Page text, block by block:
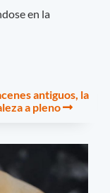
en la
antiguos, la
a pleno